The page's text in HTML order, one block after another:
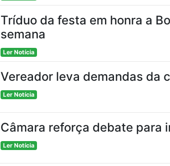
Tríduo da festa em honra a
semana
Ler Notícia
Vereador leva demandas da
Ler Notícia
Câmara reforça debate para
Ler Notícia